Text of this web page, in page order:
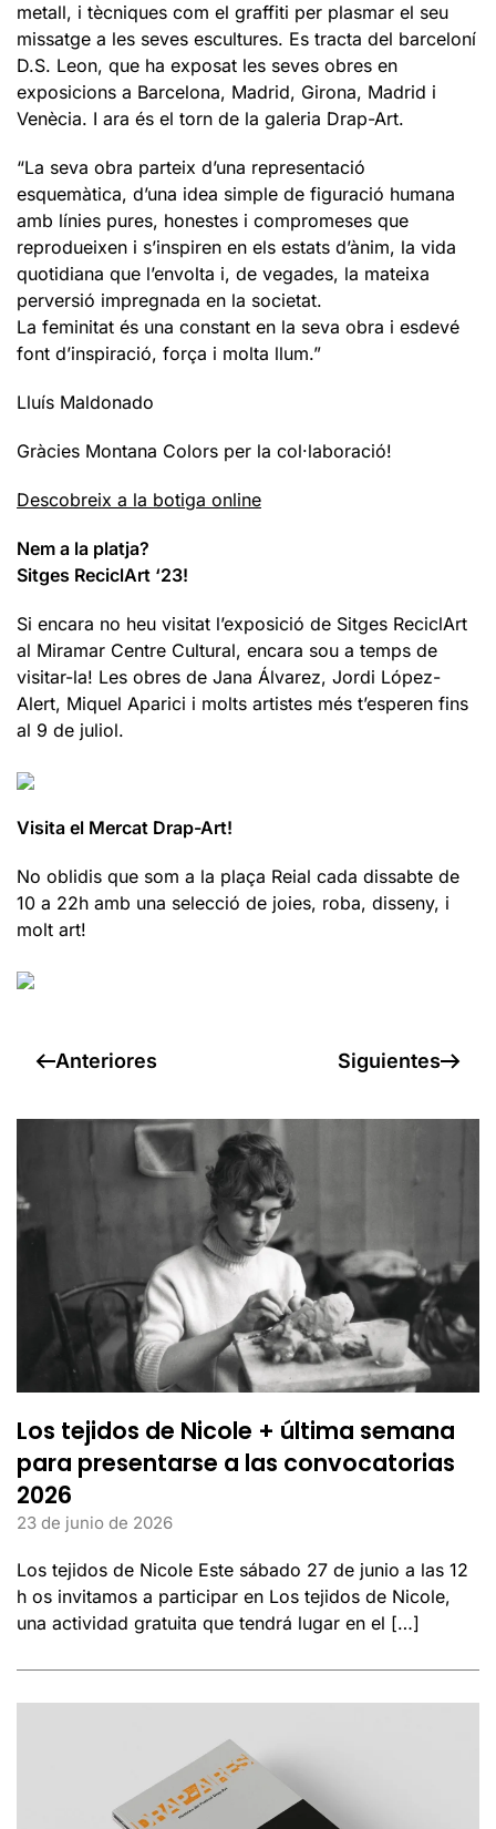
metall, i tècniques com el graffiti per plasmar el seu
missatge a les seves escultures. Es tracta del barceloní
D.S. Leon, que ha exposat les seves obres en
exposicions a Barcelona, ​​Madrid, Girona, Madrid i
Venècia. I ara és el torn de la galeria Drap-Art.
“La seva obra parteix d’una representació
esquemàtica, d’una idea simple de figuració humana
amb línies pures, honestes i compromeses que
reprodueixen i s’inspiren en els estats d’ànim, la vida
quotidiana que l’envolta i, de vegades, la mateixa
perversió impregnada en la societat.
La feminitat és una constant en la seva obra i esdevé
font d’inspiració, força i molta llum.”
Lluís Maldonado
Gràcies Montana Colors per la col·laboració!
Descobreix a la botiga online
Nem a la platja?
Sitges ReciclArt ‘23!
Si encara no heu visitat l’exposició de Sitges ReciclArt
al Miramar Centre Cultural, encara sou a temps de
visitar-la! Les obres de Jana Álvarez, Jordi López-
Alert, Miquel Aparici i molts artistes més t’esperen fins
al 9 de juliol.
Visita el Mercat Drap-Art!
No oblidis que som a la plaça Reial cada dissabte de
10 a 22h amb una selecció de joies, roba, disseny, i
molt art!
Anteriores Siguientes
Los tejidos de Nicole + última semana
para presentarse a las convocatorias
2026
23 de junio de 2026
Los tejidos de Nicole Este sábado 27 de junio a las 12
h os invitamos a participar en Los tejidos de Nicole,
una actividad gratuita que tendrá lugar en el […]